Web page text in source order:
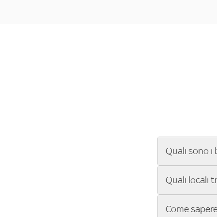
Quali sono i
Se cerchi un
ENILIVE, la
Sky Bar ti
Quali locali
Vuoi sapere
Come